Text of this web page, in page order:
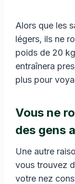
Alors que les
légers, ils ne
poids de 20
entraînera
plus pour
Vous ne
des gens
Une autre
vous trouvez
votre nez